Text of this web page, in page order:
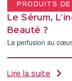
PRODUITS DE
Le Sérum,
Beauté ?
La perfusion au
Lire la suite